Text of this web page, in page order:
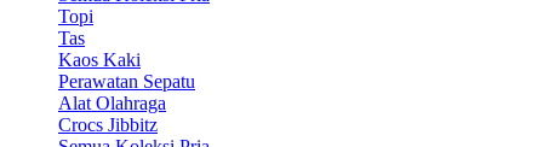
Topi
Tas
Kaos Kaki
Perawatan Sepatu
Alat Olahraga
Crocs Jibbitz